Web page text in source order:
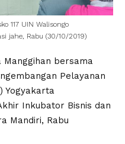
117 UIN Walisongo
jahe, Rabu (30/10/2019)
bersama
Pelayanan
Yogyakarta
Inkubator Bisnis dan
Mandiri, Rabu